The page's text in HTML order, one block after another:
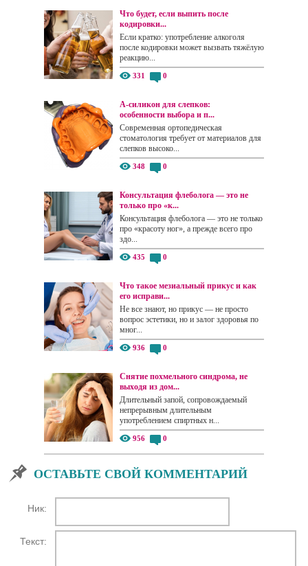
Что будет, если выпить после
кодировки...
Если кратко: употребление алкоголя
после кодировки может вызвать тяжёлую
реакцию...
331 0
А-силикон для слепков:
особенности выбора и п...
Современная ортопедическая
стоматология требует от материалов для
слепков высоко...
348 0
Консультация флеболога — это не
только про «к...
Консультация флеболога — это не только
про «красоту ног», а прежде всего про
здо...
435 0
Что такое мезиальный прикус и как
его исправи...
Не все знают, но прикус — не просто
вопрос эстетики, но и залог здоровья по
мног...
936 0
Снятие похмельного синдрома, не
выходя из дом...
Длительный запой, сопровождаемый
непрерывным длительным
употреблением спиртных н...
956 0
ОСТАВЬТЕ СВОЙ КОММЕНТАРИЙ
Ник:
Текст: